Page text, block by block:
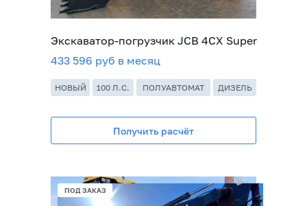
Экскаватор-погрузчик JCB 4CX Super
433 596 руб в месяц
100 Л.С. ПОЛУАВТОМАТ ДИЗЕЛЬ
НОВЫЙ
Получить расчёт
ПОД ЗАКАЗ